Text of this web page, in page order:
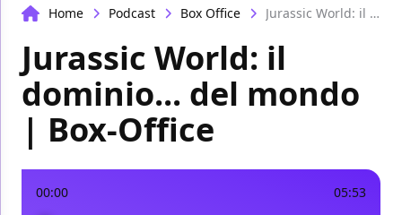
Home Podcast Box Office Jurassic World: il dominio... del mondo | Box-Office
Jurassic World: il
dominio... del mondo
| Box-Office
00:00 05:53